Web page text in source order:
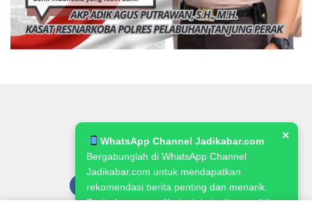
WhatsApp Channel Jadikabar.com
Bergabunglah di WhatsApp Channel
Jadikabar.com untuk mendapatkan
rekomendasi berita penting dan menarik.
Berita Lowongan Kerja, kriminalitas, politik,
✕